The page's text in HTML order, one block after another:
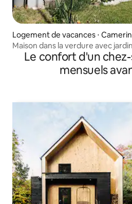
Logement de vacances ⋅
Maison dans la verdure avec
Le confort d'un
mensuels